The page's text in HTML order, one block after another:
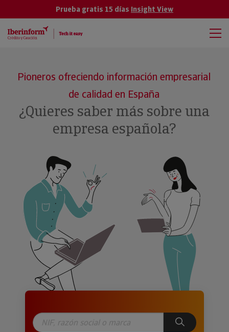
Prueba gratis 15 días Insight View
Pioneros ofreciendo información empresarial
de calidad en España
¿Quieres saber más sobre una
empresa española?